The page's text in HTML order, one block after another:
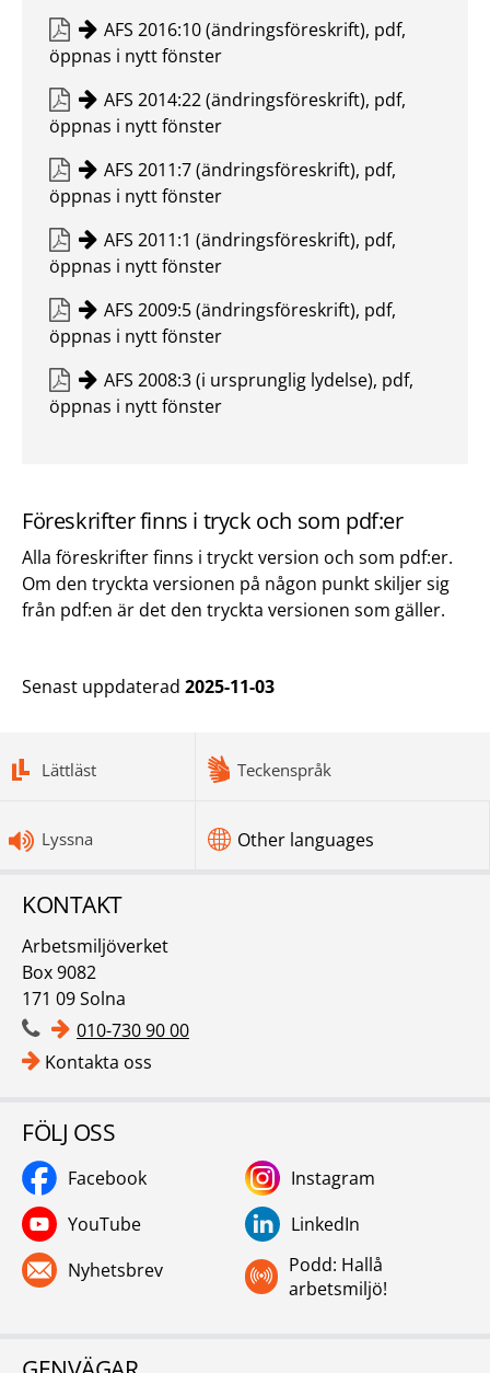
AFS 2016:10 (ändringsföreskrift), pdf,
öppnas i nytt fönster
AFS 2014:22 (ändringsföreskrift), pdf,
öppnas i nytt fönster
AFS 2011:7 (ändringsföreskrift), pdf,
öppnas i nytt fönster
AFS 2011:1 (ändringsföreskrift), pdf,
öppnas i nytt fönster
AFS 2009:5 (ändringsföreskrift), pdf,
öppnas i nytt fönster
AFS 2008:3 (i ursprunglig lydelse), pdf,
öppnas i nytt fönster
Föreskrifter finns i tryck och som pdf:er
Alla föreskrifter finns i tryckt version och som pdf:er.
Om den tryckta versionen på någon punkt skiljer sig
från pdf:en är det den tryckta versionen som gäller.
Senast uppdaterad 2025-11-03
Lättläst Teckenspråk
Lyssna Other languages
KONTAKT
Arbetsmiljöverket
Box 9082
171 09 Solna
010-730 90 00
Kontakta oss
FÖLJ OSS
Facebook
Instagram
YouTube
LinkedIn
Nyhetsbrev
Podd: Hallå
arbetsmiljö!